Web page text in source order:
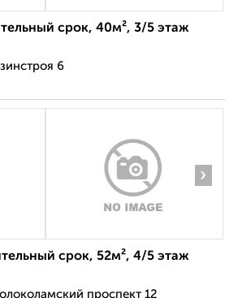
срок, 40м², 3/5 этаж
6
›
срок, 52м², 4/5 этаж
проспект 12